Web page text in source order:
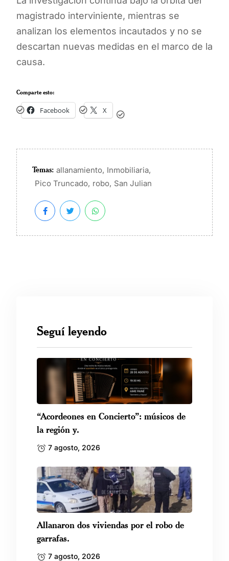
magistrado interviniente, mientras se
analizan los elementos incautados y no se
descartan nuevas medidas en el marco de la
causa.
Comparte esto:
Facebook X
Temas: allanamiento, Inmobiliaria,
Pico Truncado, robo, San Julian
Seguí leyendo
“Acordeones en Concierto”: músicos de
la región y.
7 agosto, 2026
Allanaron dos viviendas por el robo de
garrafas.
7 agosto, 2026